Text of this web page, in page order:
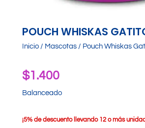
POUCH WHISKAS
Inicio/ Mascotas/ Pouch Whiskas
$1.400
Balanceado
¡5% de descuento llevando 12 o más